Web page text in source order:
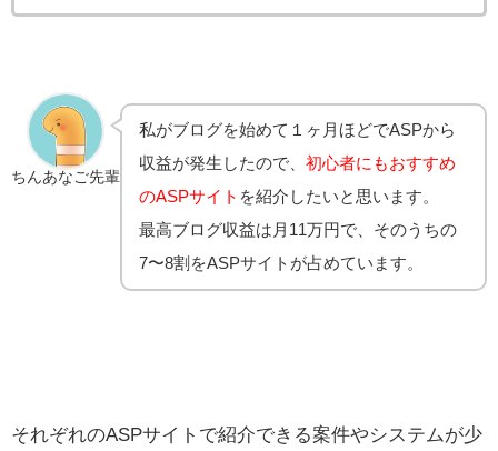
ちんあなご先輩
私がブログを始めて１ヶ月ほどでASPから
収益が発生したので、初心者にもおすすめ
のASPサイト を紹介したいと思います。
最高ブログ収益は月11万円で、そのうちの
7〜8割をASPサイトが占めています。
それぞれのASPサイトで紹介できる案件やシステムが少